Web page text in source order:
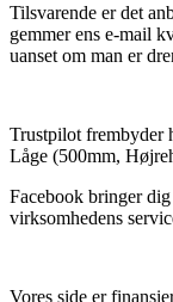
Tilsvarende er det
gemmer ens e-mail
uanset om man er
Trustpilot frembyder
Låge (500mm,
Facebook bringer
virksomhedens
Vores side er